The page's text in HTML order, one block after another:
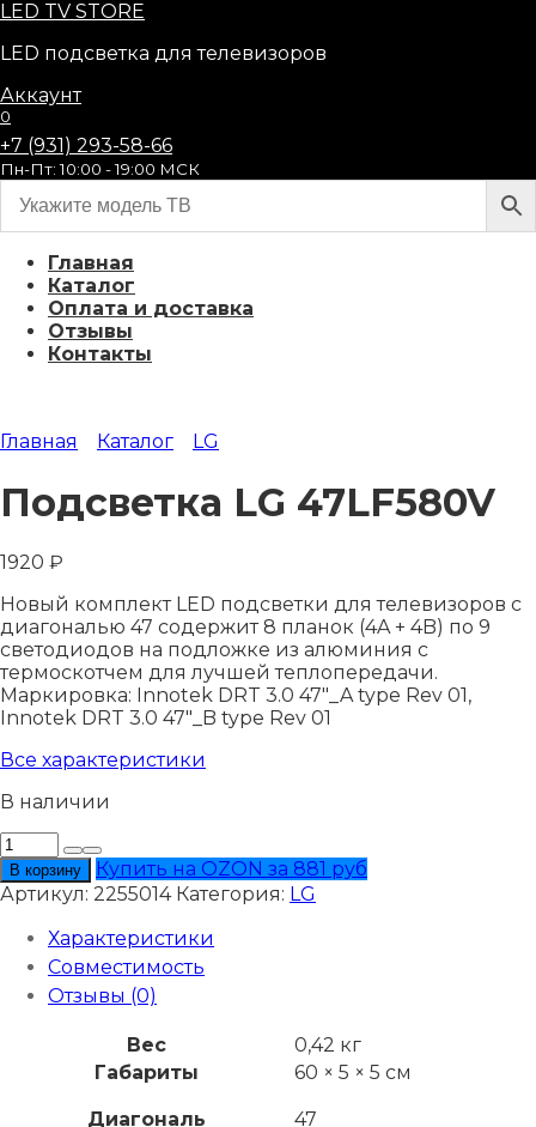
Перейти
содержанию
LED TV STORE
LED подсветка для телевизоров
Аккаунт
0
+7 (931) 293-58-66
Пн-Пт: 10:00 - 19:00 МСК
Главная
Каталог
Оплата и доставка
Отзывы
Контакты
Главная Каталог LG
Подсветка LG 47LF580V
1920 ₽
Новый комплект LED подсветки для телевизоров с
диагональю 47 содержит 8 планок (4A + 4B) по 9
светодиодов на подложке из алюминия с
термоскотчем для лучшей теплопередачи.
Маркировка: Innotek DRT 3.0 47"_A type Rev 01,
Innotek DRT 3.0 47"_B type Rev 01
Все характеристики
В наличии
Количество
товара
Подсветка
LG
47LF580V
В корзину
Купить на OZON за 881 руб
Артикул: 2255014 Категория: LG
Характеристики
Совместимость
Отзывы (0)
Вес
0,42 кг
Габариты
60 × 5 × 5 см
Диагональ 47